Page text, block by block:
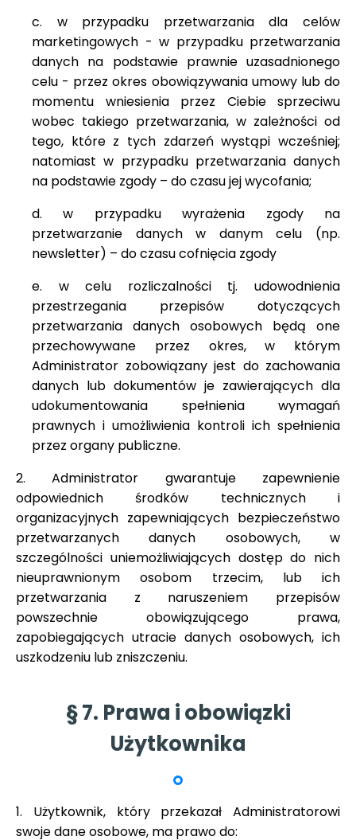
c. w przypadku przetwarzania dla celów
marketingowych - w przypadku przetwarzania
danych na podstawie prawnie uzasadnionego
celu - przez okres obowiązywania umowy lub do
momentu wniesienia przez Ciebie sprzeciwu
wobec takiego przetwarzania, w zależności od
tego, które z tych zdarzeń wystąpi wcześniej;
natomiast w przypadku przetwarzania danych
na podstawie zgody – do czasu jej wycofania;
d. w przypadku wyrażenia zgody na
przetwarzanie danych w danym celu (np.
newsletter) – do czasu cofnięcia zgody
e. w celu rozliczalności tj. udowodnienia
przestrzegania przepisów dotyczących
przetwarzania danych osobowych będą one
przechowywane przez okres, w którym
Administrator zobowiązany jest do zachowania
danych lub dokumentów je zawierających dla
udokumentowania spełnienia wymagań
prawnych i umożliwienia kontroli ich spełnienia
przez organy publiczne.
2. Administrator gwarantuje zapewnienie
odpowiednich środków technicznych i
organizacyjnych zapewniających bezpieczeństwo
przetwarzanych danych osobowych, w
szczególności uniemożliwiających dostęp do nich
nieuprawnionym osobom trzecim, lub ich
przetwarzania z naruszeniem przepisów
powszechnie obowiązującego prawa,
zapobiegających utracie danych osobowych, ich
uszkodzeniu lub zniszczeniu.
§ 7. Prawa i obowiązki
Użytkownika
1. Użytkownik, który przekazał Administratorowi
swoje dane osobowe, ma prawo do: